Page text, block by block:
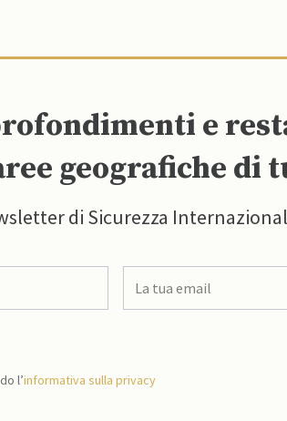
e
geografiche di
di Sicurezza
l’informativa sulla privacy